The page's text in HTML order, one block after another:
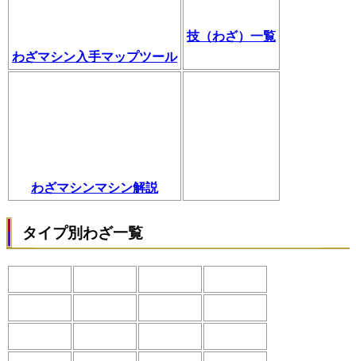
わざマシン入手マップツール
技（わざ）一覧
わざマシンマシン解説
タイプ別わざ一覧